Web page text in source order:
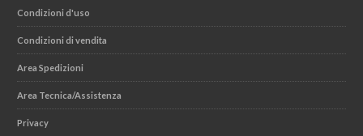
Condizioni d'uso
Condizioni di vendita
Area Spedizioni
Area Tecnica/Assistenza
Privacy